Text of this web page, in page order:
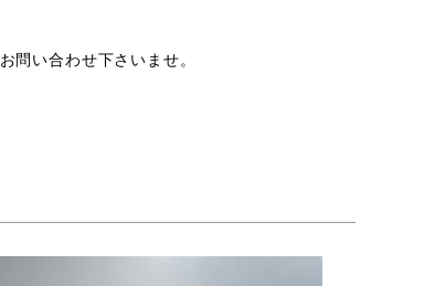
問い合わせ下さいませ。